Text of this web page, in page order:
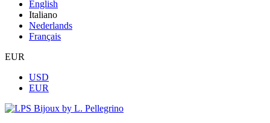
English
Italiano
Nederlands
Français
EUR
USD
EUR